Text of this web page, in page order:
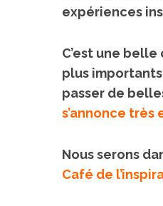
expériences
C’est une
plus
passer de
s’annonce très
Nous serons
Café de